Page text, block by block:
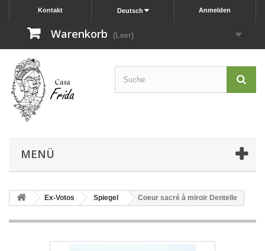
Anmelden
Deutsch
Kontakt
Warenkorb (Leer)
MENÜ
Ex-Votos Spiegel Coeur sacré à miroir Dentelle